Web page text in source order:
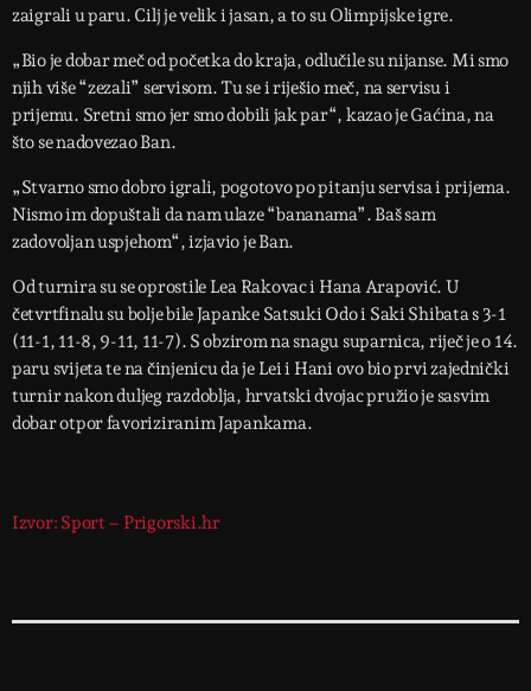
zaigrali u paru. Cilj je velik i jasan, a to su Olimpijske igre.
„Bio je dobar meč od početka do kraja, odlučile su nijanse. Mi smo
njih više “zezali” servisom. Tu se i riješio meč, na servisu i
prijemu. Sretni smo jer smo dobili jak par“, kazao je Gaćina, na
što se nadovezao Ban.
„Stvarno smo dobro igrali, pogotovo po pitanju servisa i prijema.
Nismo im dopuštali da nam ulaze “bananama”. Baš sam
zadovoljan uspjehom“, izjavio je Ban.
Od turnira su se oprostile Lea Rakovac i Hana Arapović. U
četvrtfinalu su bolje bile Japanke Satsuki Odo i Saki Shibata s 3-1
(11-1, 11-8, 9-11, 11-7). S obzirom na snagu suparnica, riječ je o 14.
paru svijeta te na činjenicu da je Lei i Hani ovo bio prvi zajednički
turnir nakon duljeg razdoblja, hrvatski dvojac pružio je sasvim
dobar otpor favoriziranim Japankama.
Izvor: Sport – Prigorski.hr